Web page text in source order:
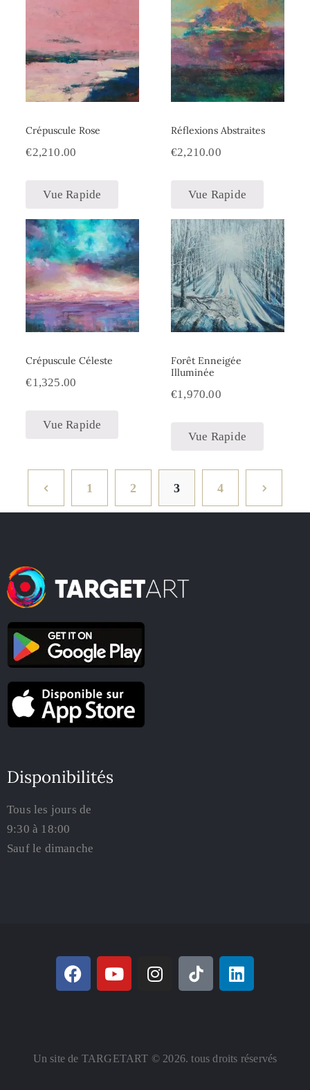
Crépuscule Rose
€2,210.00
Vue Rapide
Réflexions Abstraites
€2,210.00
Vue Rapide
Crépuscule Céleste
€1,325.00
Vue Rapide
Forêt Enneigée
Illuminée
€1,970.00
Vue Rapide
1 2 3 4
Disponibilités
Tous les jours de
9:30 à 18:00
Sauf le dimanche
Un site de TARGETART © 2026. tous droits réservés